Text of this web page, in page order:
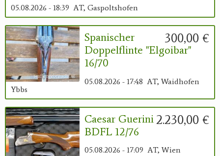
05.08.2026 - 18:39 AT, Gaspoltshofen
300,00 €
Spanischer
Doppelflinte "Elgoibar"
16/70
05.08.2026 - 17:48 AT, Waidhofen
Ybbs
2.230,00 €
Caesar Guerini
BDFL 12/76
05.08.2026 - 17:09 AT, Wien